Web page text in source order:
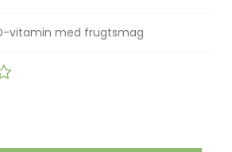
vitamin med frugtsmag